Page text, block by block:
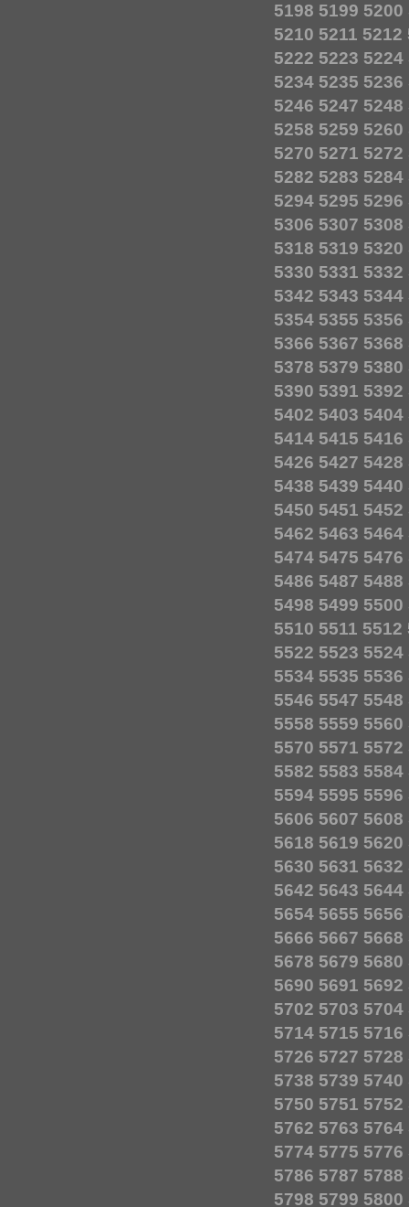
5198 5199 5200
5210 5211 5212
5222 5223 5224
5234 5235 5236
5246 5247 5248
5258 5259 5260
5270 5271 5272
5282 5283 5284
5294 5295 5296
5306 5307 5308
5318 5319 5320
5330 5331 5332
5342 5343 5344
5354 5355 5356
5366 5367 5368
5378 5379 5380
5390 5391 5392
5402 5403 5404
5414 5415 5416
5426 5427 5428
5438 5439 5440
5450 5451 5452
5462 5463 5464
5474 5475 5476
5486 5487 5488
5498 5499 5500
5510 5511 5512
5522 5523 5524
5534 5535 5536
5546 5547 5548
5558 5559 5560
5570 5571 5572
5582 5583 5584
5594 5595 5596
5606 5607 5608
5618 5619 5620
5630 5631 5632
5642 5643 5644
5654 5655 5656
5666 5667 5668
5678 5679 5680
5690 5691 5692
5702 5703 5704
5714 5715 5716
5726 5727 5728
5738 5739 5740
5750 5751 5752
5762 5763 5764
5774 5775 5776
5786 5787 5788
5798 5799 5800